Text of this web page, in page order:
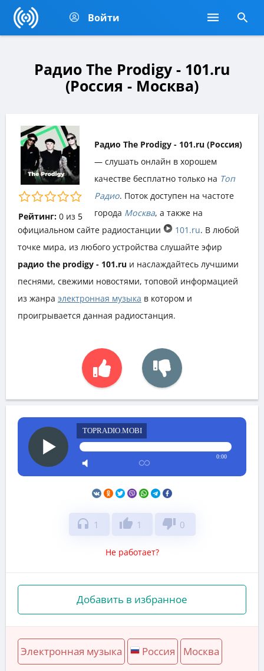
Войти
Радио The Prodigy - 101.ru
(Россия - Москва)
Рейтинг: 0из 5
Радио The Prodigy - 101.ru (Россия)
— слушать онлайн в хорошем
качестве бесплатно только на Топ
Радио. Поток доступен на частоте
города Москва, а также на
официальном сайте радиостанции
101.ru. В любой
точке мира, из любого устройства слушайте эфир
радио the prodigy - 101.ru и наслаждайтесь лучшими
песнями, свежими новостями, топовой информацией
из жанра электронная музыка в котором и
проигрывается данная радиостанция.
TOPRADIO.MOBI
0:00
headphones 1 thumb_up 1 thumb_down 0
Не работает?
Добавить в избранное
Электронная музыка Россия Москва